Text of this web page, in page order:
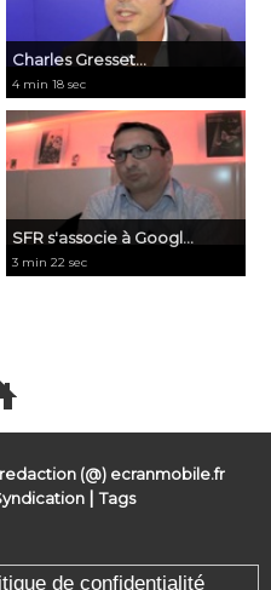
Charles Gresset...
4 min 18 sec
SFR s'associe à Googl...
3 min 22 sec
(@) ecranmobile.fr
|Tags
de confidentialité